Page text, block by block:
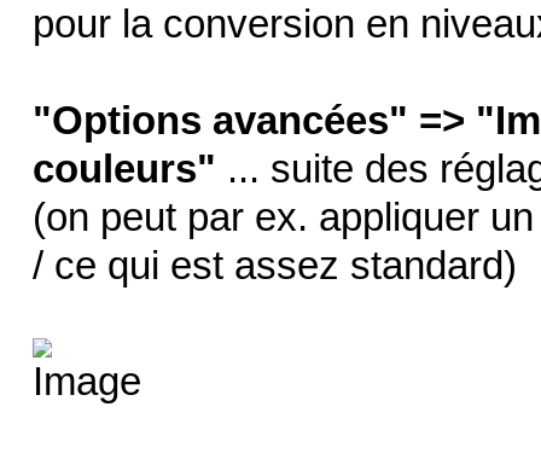
pour la conversion en
"Options avancées" =>
couleurs" ... suite des
(on peut par ex. appliquer
/ ce qui est assez standard)